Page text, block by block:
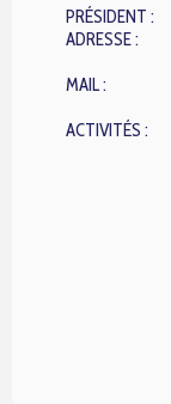
PRÉSIDENT :
ADRESSE :
MAIL :
ACTIVITÉS :